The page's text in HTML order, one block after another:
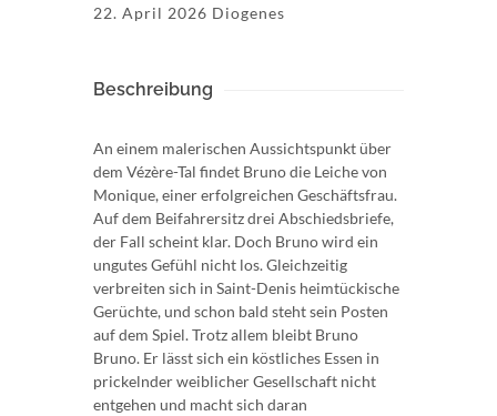
22. April 2026 Diogenes
Beschreibung
An einem malerischen Aussichtspunkt über
dem Vézère-Tal findet Bruno die Leiche von
Monique, einer erfolgreichen Geschäftsfrau.
Auf dem Beifahrersitz drei Abschiedsbriefe,
der Fall scheint klar. Doch Bruno wird ein
ungutes Gefühl nicht los. Gleichzeitig
verbreiten sich in Saint-Denis heimtückische
Gerüchte, und schon bald steht sein Posten
auf dem Spiel. Trotz allem bleibt Bruno
Bruno. Er lässt sich ein köstliches Essen in
prickelnder weiblicher Gesellschaft nicht
entgehen und macht sich daran